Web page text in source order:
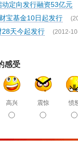
动定向发行融资53亿元
宝基金10日起发行
28天今起发行 (2012-
感受
高兴 震惊 愤